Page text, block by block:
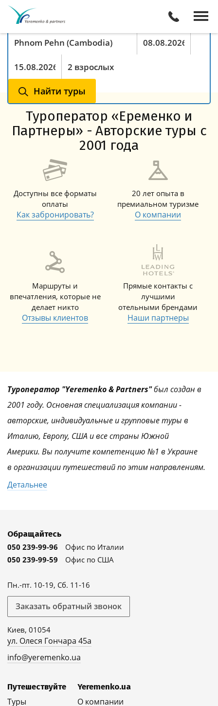
Поиск туров онлайн
Найти туры
Куда хотите поехать
Туристы
Туроператор «Еременко и
Партнеры» - Авторские туры с
2001 года
Доступны все форматы
оплаты
Как забронировать?
20 лет опыта в
премиальном туризме
О компании
Маршруты и
впечатления, которые не
делает никто
Отзывы клиентов
Прямые контакты с
лучшими
отельными брендами
Наши партнеры
Туроператор "Yeremenko & Partners"был создан в
2001 году. Основная специализация компании -
авторские, индивидуальные и групповые туры в
Италию, Европу, США и все страны Южной
Америки. Вы получите компетенцию №1 в Украине
в организации путешествий по этим направлениям.
Детальнее
Обращайтесь
050 239-99-96
Офис по Италии
050 239-99-59
Офис по США
Пн.-пт. 10-19, Сб. 11-16
Заказать обратный звонок
Киев, 01054
ул. Олеся Гончара 45а
info@yeremenko.ua
Путешествуйте
Туры
Yeremenko.ua
О компании